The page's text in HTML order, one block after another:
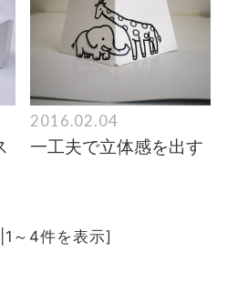
2016.02.04
一工夫で立体感を出す
～4件を表示]